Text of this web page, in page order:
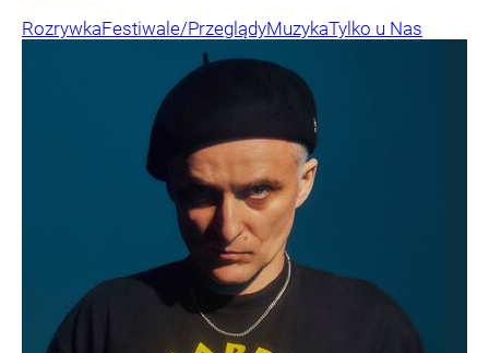
RozrywkaFestiwale/PrzeglądyMuzykaTylko u Nas